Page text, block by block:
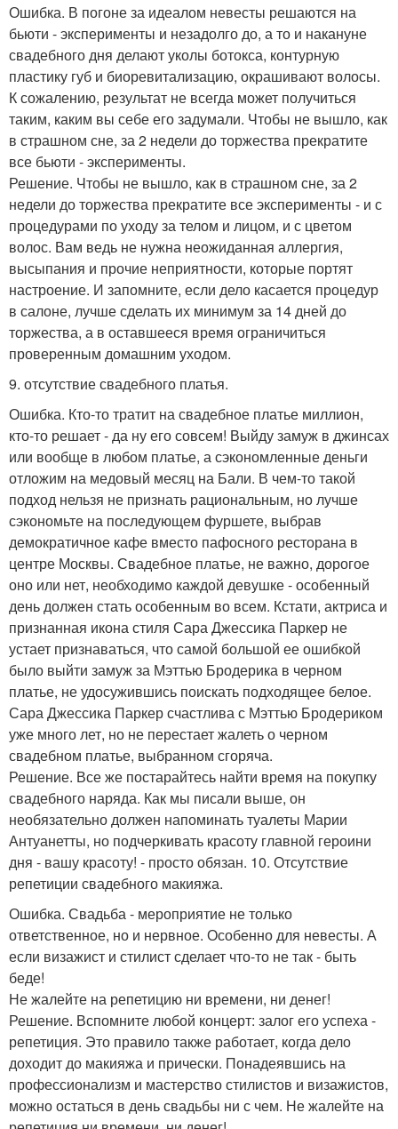
Ошибка. В погоне за идеалом невесты решаются на
бьюти - эксперименты и незадолго до, а то и накануне
свадебного дня делают уколы ботокса, контурную
пластику губ и биоревитализацию, окрашивают волосы.
К сожалению, результат не всегда может получиться
таким, каким вы себе его задумали. Чтобы не вышло, как
в страшном сне, за 2 недели до торжества прекратите
все бьюти - эксперименты.
Решение. Чтобы не вышло, как в страшном сне, за 2
недели до торжества прекратите все эксперименты - и с
процедурами по уходу за телом и лицом, и с цветом
волос. Вам ведь не нужна неожиданная аллергия,
высыпания и прочие неприятности, которые портят
настроение. И запомните, если дело касается процедур
в салоне, лучше сделать их минимум за 14 дней до
торжества, а в оставшееся время ограничиться
проверенным домашним уходом.
9. отсутствие свадебного платья.
Ошибка. Кто-то тратит на свадебное платье миллион,
кто-то решает - да ну его совсем! Выйду замуж в джинсах
или вообще в любом платье, а сэкономленные деньги
отложим на медовый месяц на Бали. В чем-то такой
подход нельзя не признать рациональным, но лучше
сэкономьте на последующем фуршете, выбрав
демократичное кафе вместо пафосного ресторана в
центре Москвы. Свадебное платье, не важно, дорогое
оно или нет, необходимо каждой девушке - особенный
день должен стать особенным во всем. Кстати, актриса и
признанная икона стиля Сара Джессика Паркер не
устает признаваться, что самой большой ее ошибкой
было выйти замуж за Мэттью Бродерика в черном
платье, не удосужившись поискать подходящее белое.
Сара Джессика Паркер счастлива с Мэттью Бродериком
уже много лет, но не перестает жалеть о черном
свадебном платье, выбранном сгоряча.
Решение. Все же постарайтесь найти время на покупку
свадебного наряда. Как мы писали выше, он
необязательно должен напоминать туалеты Марии
Антуанетты, но подчеркивать красоту главной героини
дня - вашу красоту! - просто обязан. 10. Отсутствие
репетиции свадебного макияжа.
Ошибка. Свадьба - мероприятие не только
ответственное, но и нервное. Особенно для невесты. А
если визажист и стилист сделает что-то не так - быть
беде!
Не жалейте на репетицию ни времени, ни денег!
Решение. Вспомните любой концерт: залог его успеха -
репетиция. Это правило также работает, когда дело
доходит до макияжа и прически. Понадеявшись на
профессионализм и мастерство стилистов и визажистов,
можно остаться в день свадьбы ни с чем. Не жалейте на